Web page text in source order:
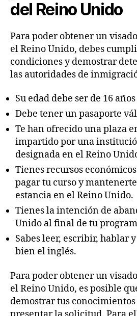
del Reino Unido
Para poder obtener un
el Reino Unido, debes
condiciones y demostrar
las autoridades de
Su edad debe ser de 16
Debe tener un pasaporte
Te han ofrecido una plaza
impartido por una
designada en el Reino
Tienes recursos
pagar tu curso y
estancia en el Reino Unido.
Tienes la intención de
Unido al final de tu
Sabes leer, escribir, hablar
bien el inglés.
Para poder obtener un
el Reino Unido, es posible
demostrar tus